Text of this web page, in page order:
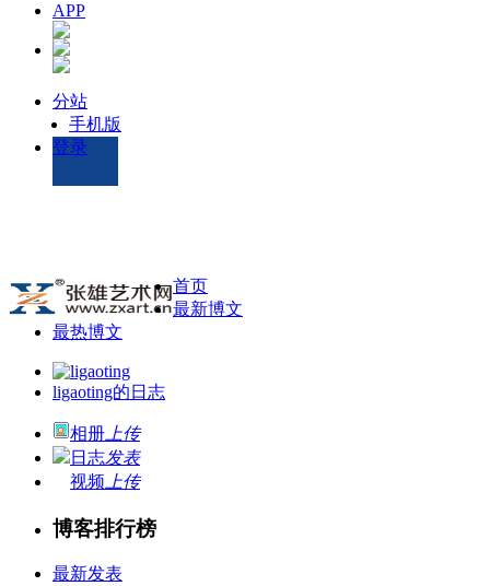
APP
分站
手机版
登录
首页
最新博文
最热博文
ligaoting的日志
相册 上传
日志发表
视频 上传
博客排行榜
最新发表